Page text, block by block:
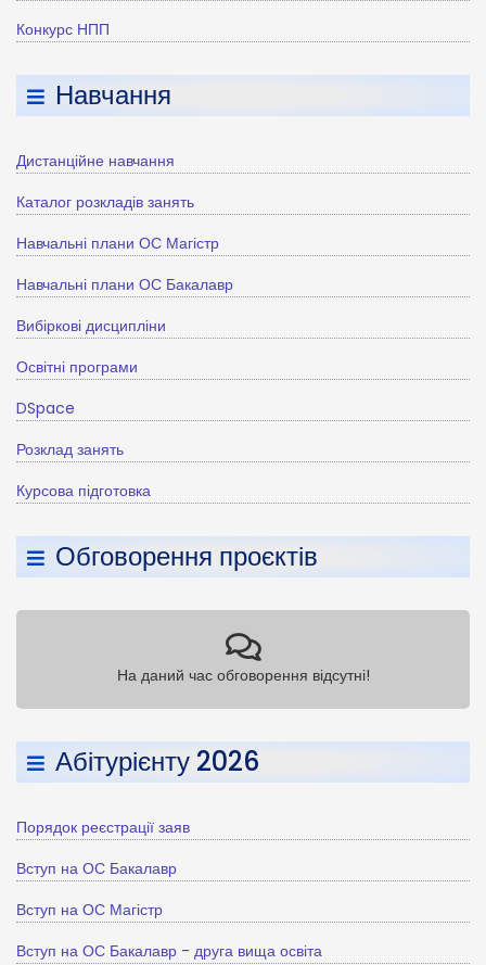
Конкурс НПП
Навчання
Дистанційне навчання
Каталог розкладів занять
Навчальні плани ОС Магістр
Навчальні плани ОС Бакалавр
Вибіркові дисципліни
Освітні програми
DSpace
Розклад занять
Курсова підготовка
Обговорення проєктів
На даний час обговорення відсутні!
Абітурієнту 2026
Порядок реєстрації заяв
Вступ на ОС Бакалавр
Вступ на ОС Магістр
Вступ на ОС Бакалавр - друга вища освіта